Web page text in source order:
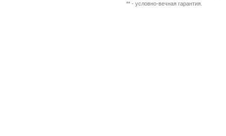
** - условно-вечная гарантия.